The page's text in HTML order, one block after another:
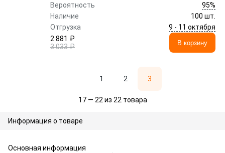
Вероятность
95%
Наличие
100 шт.
Отгрузка
9 - 11 октября
2 881 ₽
3 033 ₽
В корзину
1 2 3
17 — 22 из 22 товара
Информация о товаре
Основная информация